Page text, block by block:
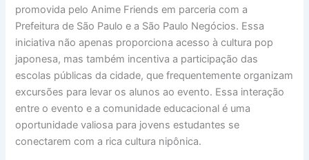
promovida pelo Anime Friends em parceria com a
Prefeitura de São Paulo e a São Paulo Negócios. Essa
iniciativa não apenas proporciona acesso à cultura pop
japonesa, mas também incentiva a participação das
escolas públicas da cidade, que frequentemente organizam
excursões para levar os alunos ao evento. Essa interação
entre o evento e a comunidade educacional é uma
oportunidade valiosa para jovens estudantes se
conectarem com a rica cultura nipônica.